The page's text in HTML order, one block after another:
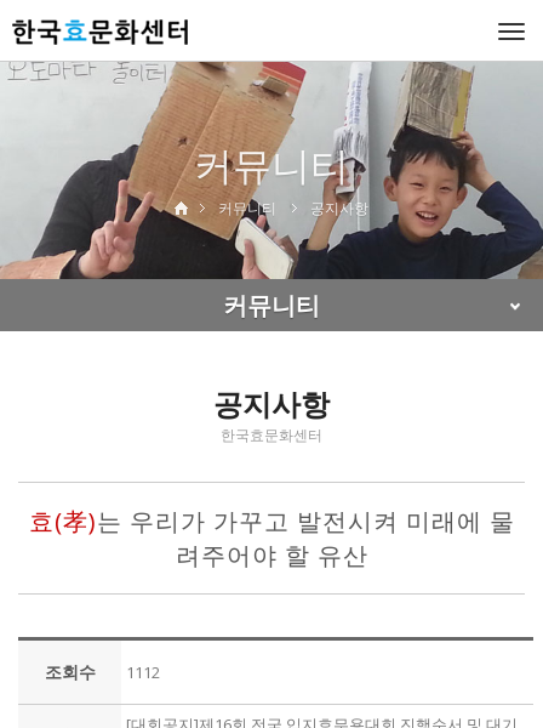
커뮤니티
커뮤니티 공지사항
커뮤니티
공지사항
한국효문화센터
효(孝)는 우리가 가꾸고 발전시켜 미래에 물
려주어야 할 유산
조회수 1112